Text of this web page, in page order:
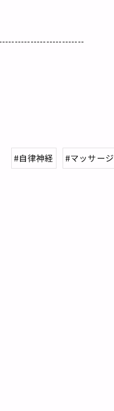
#自律神経 #マッサージ